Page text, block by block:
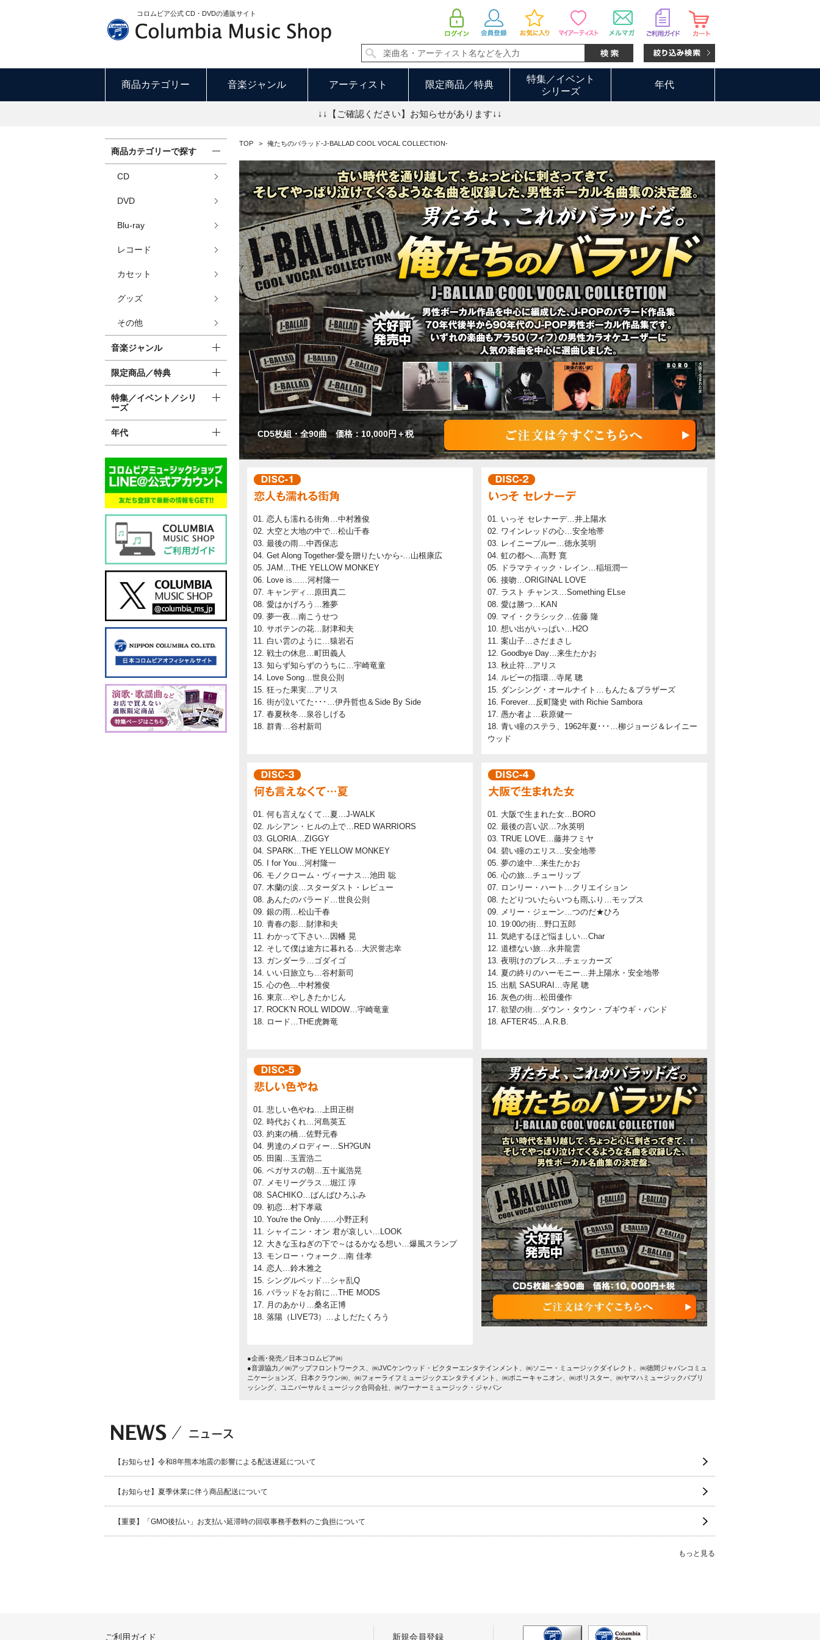
コロムビア公式 CD・DVDの通販サイト
商品カテゴリー 音楽ジャンル アーティスト 限定商品／特典
特集／イベント
シリーズ
年代
↓↓【ご確認ください】お知らせがあります↓↓
TOP > 俺たちのバラッド-J-BALLAD COOL VOCAL COLLECTION-
CD5枚組・全90曲 価格：10,000円＋税
恋人も濡れる街角…中村雅俊
大空と大地の中で…松山千春
最後の雨…中西保志
Get Along Together-愛を贈りたいから-…山根康広
JAM…THE YELLOW MONKEY
Love is...…河村隆一
キャンディ…原田真二
愛はかげろう…雅夢
夢一夜…南こうせつ
サボテンの花…財津和夫
白い雲のように…猿岩石
戦士の休息…町田義人
知らず知らずのうちに…宇崎竜童
Love Song…世良公則
狂った果実…アリス
街が泣いてた･･･…伊丹哲也＆Side By Side
春夏秋冬…泉谷しげる
群青…谷村新司
いっそ セレナーデ…井上陽水
ワインレッドの心…安全地帯
レイニーブルー…徳永英明
虹の都へ…高野 寛
ドラマティック・レイン…稲垣潤一
接吻…ORIGINAL LOVE
ラスト チャンス…Something ELse
愛は勝つ…KAN
マイ・クラシック…佐藤 隆
想い出がいっぱい…H2O
案山子…さだまさし
Goodbye Day…来生たかお
秋止符…アリス
ルビーの指環…寺尾 聰
ダンシング・オールナイト…もんた＆ブラザーズ
Forever…反町隆史 with Richie Sambora
愚か者よ…萩原健一
青い瞳のステラ、1962年夏･･･…柳ジョージ＆レイニー
ウッド
何も言えなくて…夏…J-WALK
ルシアン・ヒルの上で…RED WARRIORS
GLORIA…ZIGGY
SPARK…THE YELLOW MONKEY
I for You…河村隆一
モノクローム・ヴィーナス…池田 聡
木蘭の涙…スターダスト・レビュー
あんたのバラード…世良公則
銀の雨…松山千春
青春の影…財津和夫
わかって下さい…因幡 晃
そして僕は途方に暮れる…大沢誉志幸
ガンダーラ…ゴダイゴ
いい日旅立ち…谷村新司
心の色…中村雅俊
東京…やしきたかじん
ROCK'N ROLL WIDOW…宇崎竜童
ロード…THE虎舞竜
大阪で生まれた女…BORO
最後の言い訳…?永英明
TRUE LOVE…藤井フミヤ
碧い瞳のエリス…安全地帯
夢の途中…来生たかお
心の旅…チューリップ
ロンリー・ハート…クリエイション
たどりついたらいつも雨ふり…モップス
メリー・ジェーン…つのだ★ひろ
19:00の街…野口五郎
気絶するほど悩ましい…Char
道標ない旅…永井龍雲
夜明けのブレス…チェッカーズ
夏の終りのハーモニー…井上陽水・安全地帯
出航 SASURAI…寺尾 聰
灰色の街…松田優作
欲望の街…ダウン・タウン・ブギウギ・バンド
AFTER'45…A.R.B.
悲しい色やね…上田正樹
時代おくれ…河島英五
約束の橋…佐野元春
男達のメロディー…SH?GUN
田園…玉置浩二
ペガサスの朝…五十嵐浩晃
メモリーグラス…堀江 淳
SACHIKO…ばんばひろふみ
初恋…村下孝蔵
You're the Only……小野正利
シャイニン・オン 君が哀しい…LOOK
大きな玉ねぎの下で～はるかなる想い…爆風スランプ
モンロー・ウォーク…南 佳孝
恋人…鈴木雅之
シングルベッド…シャ乱Q
バラッドをお前に…THE MODS
月のあかり…桑名正博
落陽（LIVE'73）…よしだたくろう
●企画･発売／日本コロムビア㈱
●音源協力／㈱アップフロントワークス、㈱JVCケンウッド・ビクターエンタテインメント、㈱ソニー・ミュージックダイレクト、㈱徳間ジャパンコミュ
ニケーションズ、日本クラウン㈱、㈱フォーライフミュージックエンタテイメント、㈱ポニーキャニオン、㈱ポリスター、㈱ヤマハミュージックパブリ
ッシング、ユニバーサルミュージック合同会社、㈱ワーナーミュージック・ジャパン
商品カテゴリーで探す
CD
DVD
Blu-ray
レコード
カセット
グッズ
その他
音楽ジャンル
限定商品／特典
特集／イベント／シリ
ーズ
年代
【お知らせ】令和8年熊本地震の影響による配送遅延について
【お知らせ】夏季休業に伴う商品配送について
【重要】「GMO後払い」お支払い延滞時の回収事務手数料のご負担について
もっと見る
ご利用ガイド 新規会員登録